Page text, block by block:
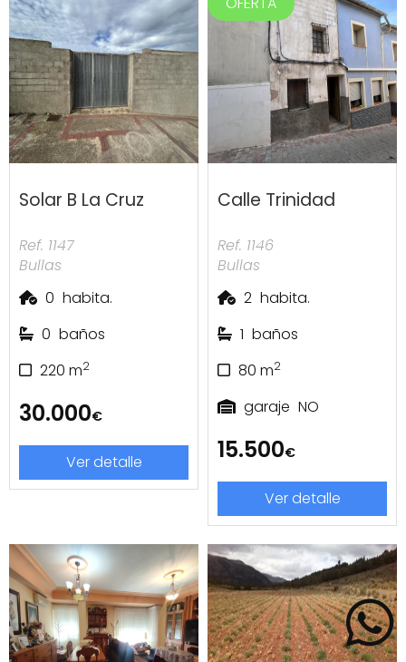
Solar B La Cruz
Ref. 1147
Bullas
0 habita.
0 baños
220 m2
30.000€
Ver detalle
Calle Trinidad
Ref. 1146
Bullas
2 habita.
1 baños
80 m2
garaje NO
15.500€
Ver detalle